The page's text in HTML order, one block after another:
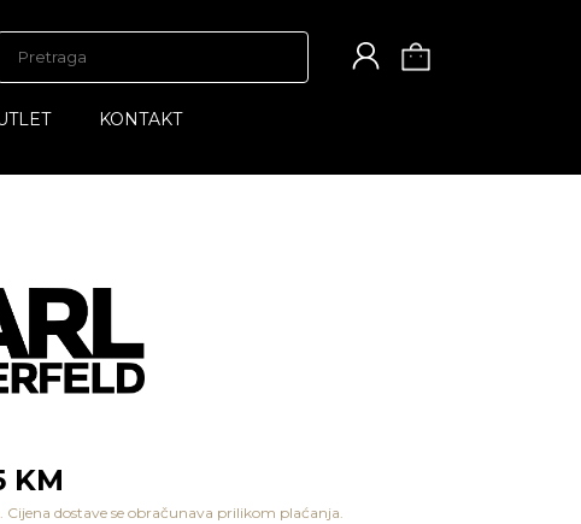
KONTAKT
KM
Cijena dostave se obračunava prilikom plaćanja.